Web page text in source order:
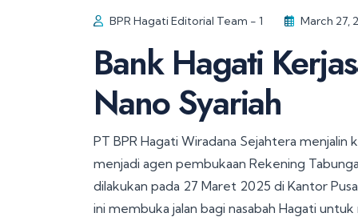
BPR Hagati Editorial Team - 1 March 27,
Bank Hagati
Nano Syariah
PT BPR Hagati Wiradana Sejahtera menjalin
menjadi agen pembukaan Rekening
dilakukan pada 27 Maret 2025 di Kantor
ini membuka jalan bagi nasabah Hagati